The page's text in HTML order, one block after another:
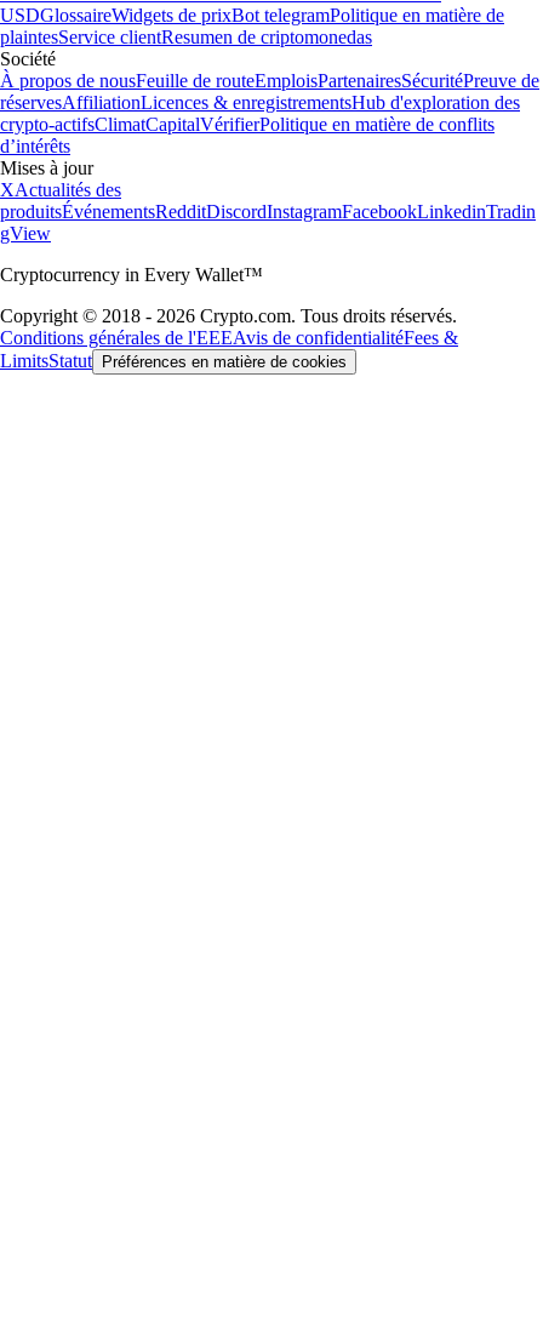
USDGlossaireWidgets de prixBot telegramPolitique en matière de
plaintesService clientResumen de criptomonedas
Société
À propos de nousFeuille de routeEmploisPartenairesSécuritéPreuve de
réservesAffiliationLicences & enregistrementsHub d'exploration des
crypto-actifsClimatCapitalVérifierPolitique en matière de conflits
d’intérêts
Mises à jour
XActualités des
produitsÉvénementsRedditDiscordInstagramFacebookLinkedinTradin
gView
Cryptocurrency in Every Wallet™
Copyright © 2018 - 2026 Crypto.com. Tous droits réservés.
Conditions générales de l'EEEAvis de confidentialitéFees &
LimitsStatut Préférences en matière de cookies